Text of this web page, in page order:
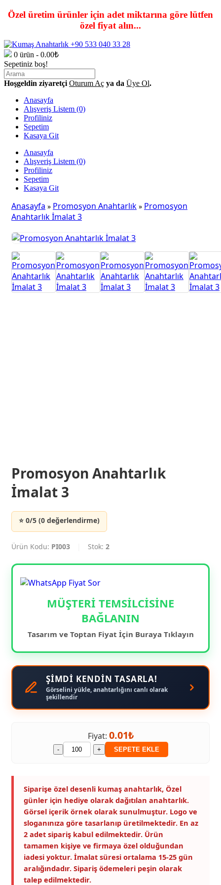
Özel üretim ürünler için adet miktarına göre lütfen
özel fiyat alın...
0 ürün - 0.00₺
Sepetiniz boş!
Hoşgeldin ziyaretçiOturum Aç ya da Üye Ol.
Anasayfa
Alışveriş Listem (0)
Profiliniz
Sepetim
Kasaya Git
Anasayfa
Alışveriş Listem (0)
Profiliniz
Sepetim
Kasaya Git
Anasayfa » Promosyon Anahtarlık » Promosyon
Anahtarlık İmalat 3
Promosyon Anahtarlık
İmalat 3
⭐ 0/5 (0 değerlendirme)
Ürün Kodu: PI003 Stok: 2
MÜŞTERİ TEMSİLCİSİNE
BAĞLANIN
Tasarım ve Toptan Fiyat İçin Buraya Tıklayın
ŞİMDİ KENDİN TASARLA!
Görselini yükle, anahtarlığını canlı olarak
şekillendir
Fiyat: 0.01₺
- + SEPETE EKLE
Siparişe özel desenli kumaş anahtarlık, Özel
günler için hediye olarak dağıtılan anahtarlık.
Görsel içerik örnek olarak sunulmuştur. Logo ve
sloganınıza göre tasarlanıp üretilmektedir. En az
2 adet sipariş kabul edilmektedir. Ürün
tamamen kişiye ve firmaya özel olduğundan
iadesi yoktur. İmalat süresi ortalama 15-25 gün
aralığındadır. Sipariş ödemeleri peşin olarak
talep edilmektedir.